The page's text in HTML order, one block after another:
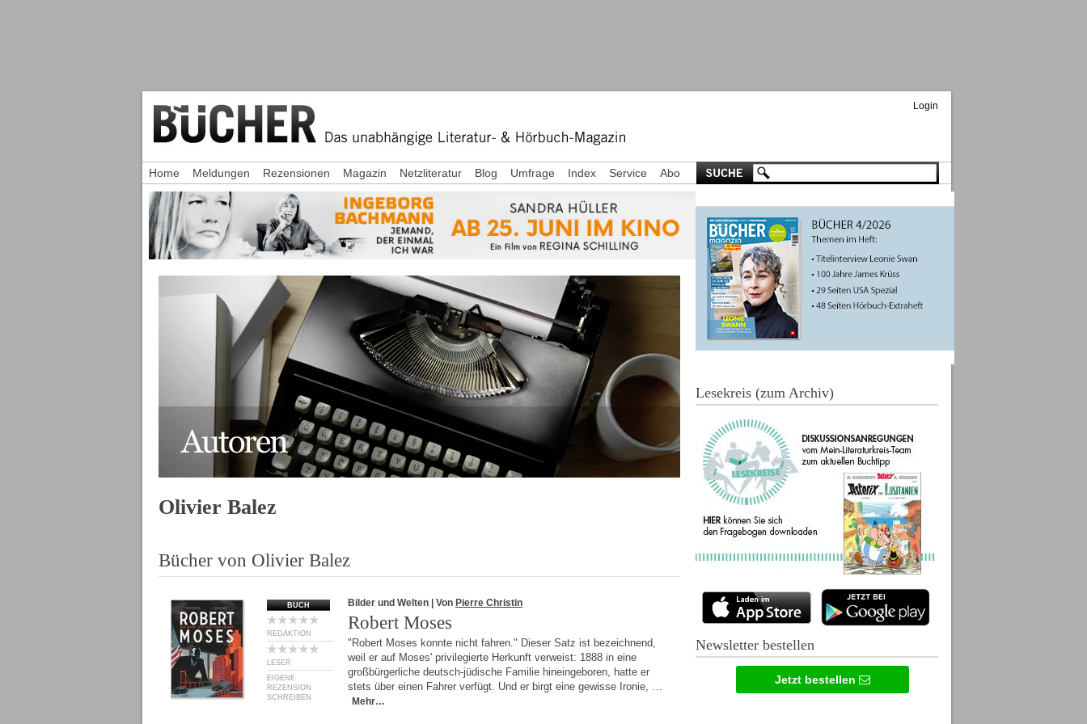
Login
Olivier Balez
Bücher von Olivier Balez
BUCH
REDAKTION
LESER
EIGENE
REZENSION
SCHREIBEN
Bilder und Welten | Von Pierre Christin
Robert Moses
"Robert Moses konnte nicht fahren." Dieser Satz ist bezeichnend,
weil er auf Moses' privilegierte Herkunft verweist: 1888 in eine
großbürgerliche deutsch-jüdische Familie hineingeboren, hatte er
stets über einen Fahrer verfügt. Und er birgt eine gewisse Ironie, …
Mehr…
Home Meldungen Rezensionen Magazin Netzliteratur Blog Umfrage Index Service Abo
Lesekreis (zum Archiv)
Newsletter bestellen
Jetzt bestellen